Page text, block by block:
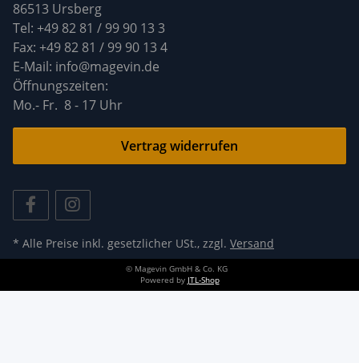
86513 Ursberg
Tel: +49 82 81 / 99 90 13 3
Fax: +49 82 81 / 99 90 13 4
E-Mail: info@magevin.de
Mo.- Fr. 8 - 17 Uhr
Vertrag widerrufen
* Alle Preise inkl. gesetzlicher USt., zzgl. Versand
© Magevin GmbH & Co. KG
Powered by JTL-Shop